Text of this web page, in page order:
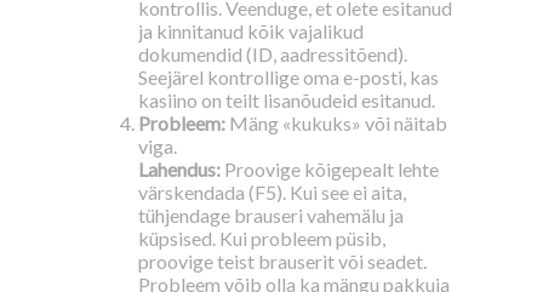
kontrollis. Veenduge, et olete esitanud
ja kinnitanud kõik vajalikud
dokumendid (ID, aadressitõend).
Seejärel kontrollige oma e-posti, kas
kasiino on teilt lisanõudeid esitanud.
Probleem: Mäng «kukuks» või näitab
viga.
Lahendus: Proovige kõigepealt lehte
värskendada (F5). Kui see ei aita,
tühjendage brauseri vahemälu ja
küpsised. Kui probleem püsib,
proovige teist brauserit või seadet.
Probleem võib olla ka mängu pakkuja